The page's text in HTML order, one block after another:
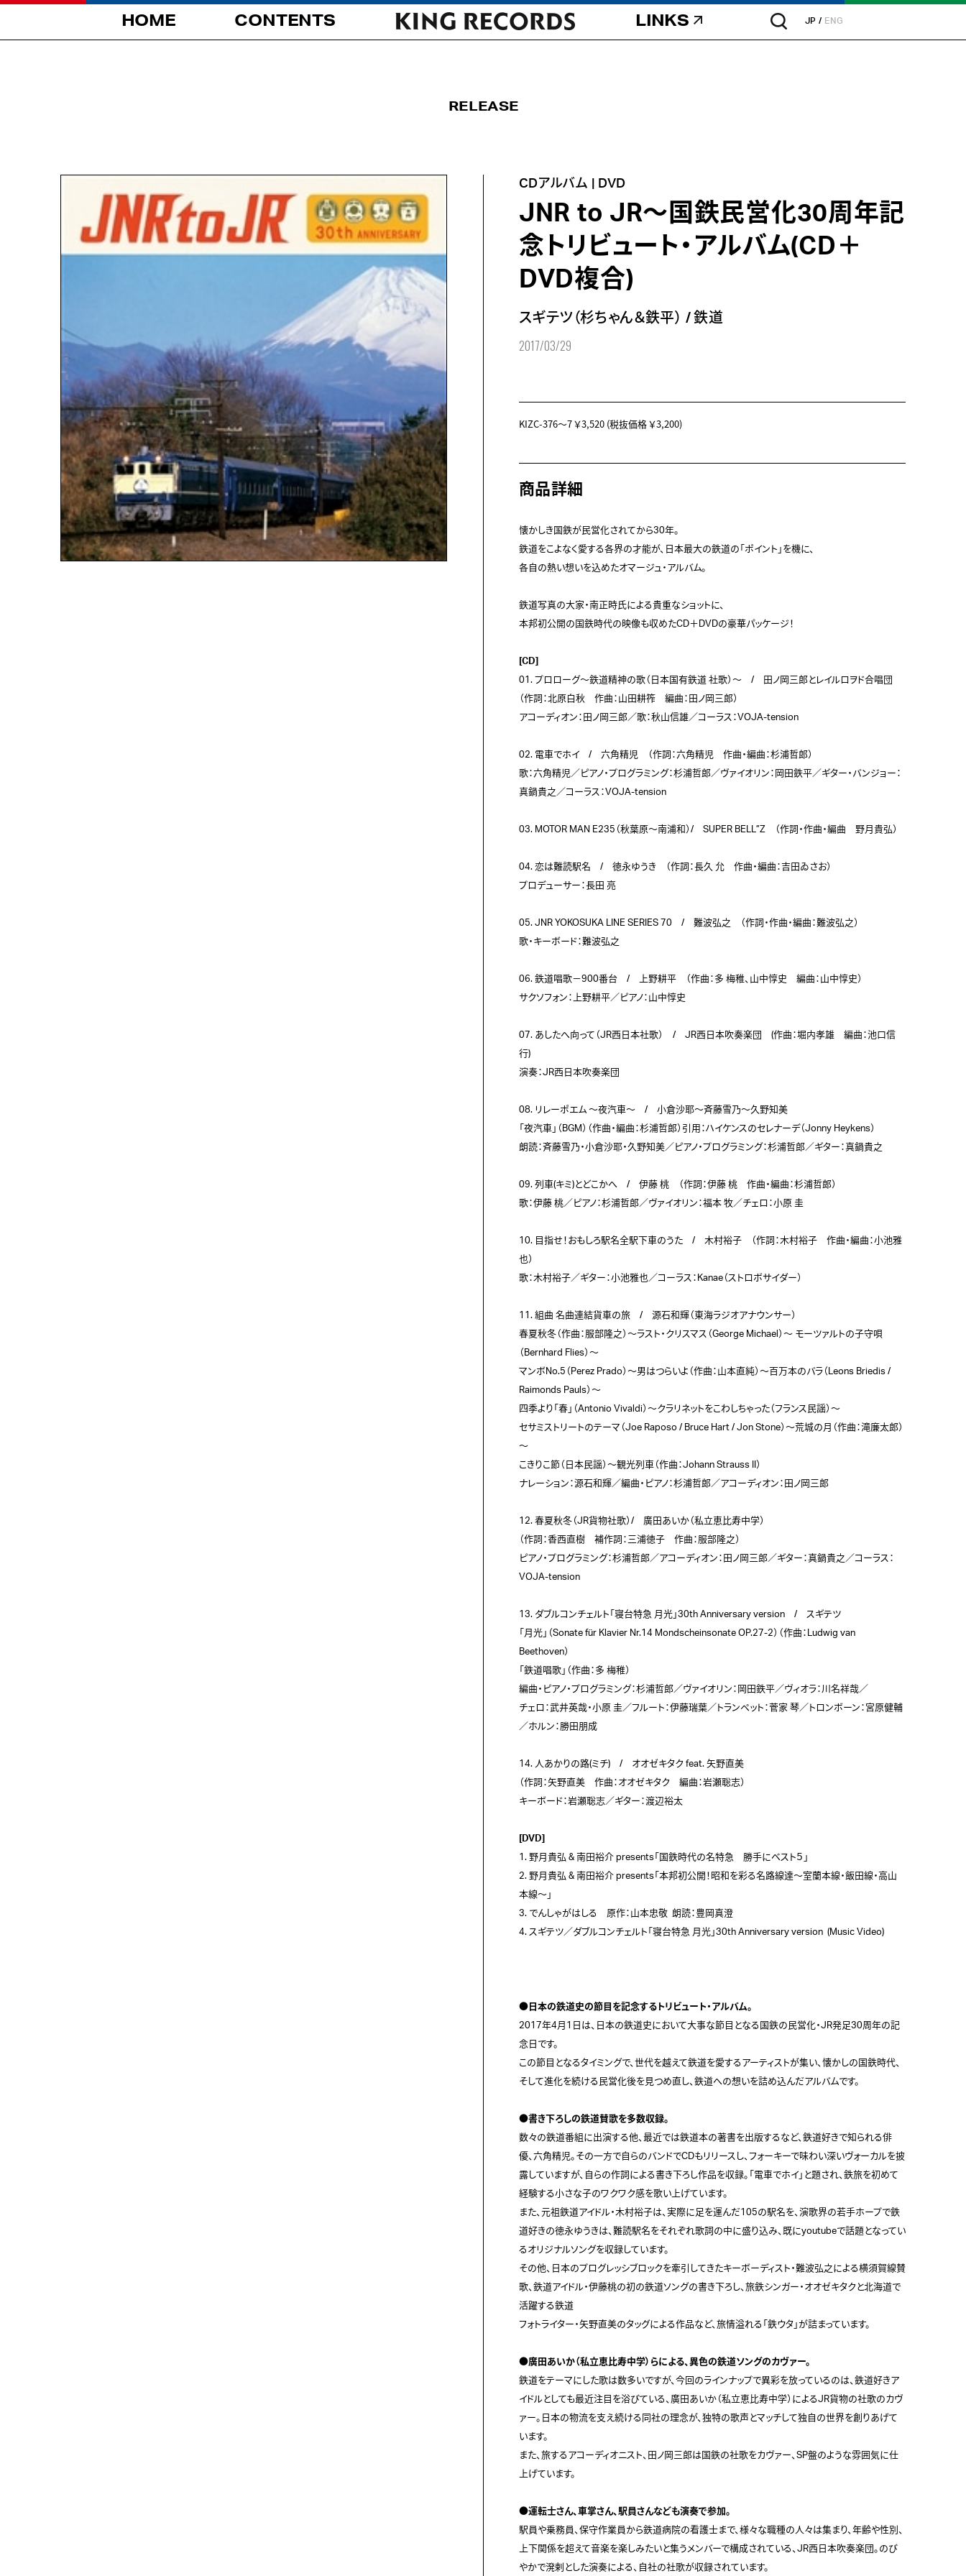
HOME CONTENTS LINKS JP ENG
RELEASE
CDアルバム | DVD
JNR to JR～国鉄民営化30周年記
念トリビュート・アルバム(CD＋
DVD複合)
スギテツ（杉ちゃん＆鉄平） /鉄道
2017/03/29
KIZC-376～7￥3,520 (税抜価格 ￥3,200)
商品詳細
懐かしき国鉄が民営化されてから30年。
鉄道をこよなく愛する各界の才能が、日本最大の鉄道の「ポイント」を機に、
各自の熱い想いを込めたオマージュ・アルバム。
鉄道写真の大家・南正時氏による貴重なショットに、
本邦初公開の国鉄時代の映像も収めたCD＋DVDの豪華パッケージ！
[CD]
01. プロローグ～鉄道精神の歌（日本国有鉄道 社歌）～　/　田ノ岡三郎とレイルロヲド合唱団
（作詞：北原白秋　作曲：山田耕筰　編曲：田ノ岡三郎）
アコーディオン：田ノ岡三郎／歌：秋山信雄／コーラス：VOJA-tension
02. 電車でホイ　/　六角精児　（作詞：六角精児　作曲・編曲：杉浦哲郎）
歌：六角精児／ピアノ・プログラミング：杉浦哲郎／ヴァイオリン：岡田鉄平／ギター・バンジョー：
真鍋貴之／コーラス：VOJA-tension
03. MOTOR MAN E235（秋葉原～南浦和）/　SUPER BELL”Z　（作詞・作曲・編曲　野月貴弘）
04. 恋は難読駅名　/　徳永ゆうき　（作詞：⻑久 允　作曲・編曲：吉田ゐさお）
プロデューサー：長田 亮
05. JNR YOKOSUKA LINE SERIES 70　/　難波弘之　（作詞・作曲・編曲：難波弘之）
歌・キーボード：難波弘之
06. 鉄道唱歌－900番台　/　上野耕平　（作曲：多 梅稚、山中惇史　編曲：山中惇史）
サクソフォン：上野耕平／ピアノ：山中惇史
07. あしたへ向って（JR西日本社歌）　/　JR西日本吹奏楽団　(作曲：堀内孝雄　編曲：池口信
行)
演奏：JR西日本吹奏楽団
08. リレーポエム ～夜汽車～　/　小倉沙耶〜斉藤雪乃〜久野知美
「夜汽車」（BGM）（作曲・編曲：杉浦哲郎）引用：ハイケンスのセレナーデ（Jonny Heykens）
朗読：斉藤雪乃・小倉沙耶・久野知美／ピアノ・プログラミング：杉浦哲郎／ギター：真鍋貴之
09. 列車(キミ)とどこかへ　/　伊藤 桃　（作詞：伊藤 桃　作曲・編曲：杉浦哲郎）
歌：伊藤 桃／ピアノ：杉浦哲郎／ヴァイオリン：福本 牧／チェロ：小原 圭
10. 目指せ！おもしろ駅名全駅下車のうた　/　木村裕子　（作詞：木村裕子　作曲・編曲：小池雅
也）
歌：木村裕子／ギター：小池雅也／コーラス：Kanae（ストロボサイダー）
11. 組曲 名曲連結貨車の旅　/　源石和輝（東海ラジオアナウンサー）
春夏秋冬（作曲：服部隆之）～ラスト・クリスマス（George Michael）～ モーツァルトの子守唄
（Bernhard Flies）〜
マンボNo.5（Perez Prado）〜男はつらいよ（作曲：山本直純）～百万本のバラ（Leons Briedis /
Raimonds Pauls）〜
四季より「春」（Antonio Vivaldi）～クラリネットをこわしちゃった（フランス民謡）～
セサミストリートのテーマ（Joe Raposo / Bruce Hart / Jon Stone）～荒城の月（作曲：滝廉太郎）
～
こきりこ節（日本民謡）～観光列車（作曲：Johann Strauss II）
ナレーション：源石和輝／編曲・ピアノ：杉浦哲郎／アコーディオン：田ノ岡三郎
12. 春夏秋冬（JR貨物社歌）/　廣田あいか（私立恵比寿中学）
（作詞：香西直樹　補作詞：三浦徳子　作曲：服部隆之）
ピアノ・プログラミング：杉浦哲郎／アコーディオン：田ノ岡三郎／ギター：真鍋貴之／コーラス：
VOJA-tension
13. ダブルコンチェルト「寝台特急 月光」30th Anniversary version　/　スギテツ
「月光」（Sonate für Klavier Nr.14 Mondscheinsonate OP.27-2）（作曲：Ludwig van
Beethoven）
「鉄道唱歌」（作曲：多 梅稚）
編曲・ピアノ・プログラミング：杉浦哲郎／ヴァイオリン：岡田鉄平／ヴィオラ：川名祥哉／
チェロ：武井英哉・小原 圭／フルート：伊藤瑞葉／トランペット：菅家 琴／トロンボーン：宮原健輔
／ホルン：勝田朋成
14. 人あかりの路(ミチ)　/　オオゼキタク feat. 矢野直美
（作詞：矢野直美　作曲：オオゼキタク　編曲：岩瀬聡志）
キーボード：岩瀬聡志／ギター：渡辺裕太
[DVD]
1. 野月貴弘 & 南田裕介 presents「国鉄時代の名特急　勝手にベスト５」
2. 野月貴弘 & 南田裕介 presents「本邦初公開！昭和を彩る名路線達〜室蘭本線・飯田線・高山
本線〜」
3. でんしゃがはしる　原作：山本忠敬  朗読：豊岡真澄
4. スギテツ／ダブルコンチェルト「寝台特急 月光」30th Anniversary version  (Music Video)
●日本の鉄道史の節目を記念するトリビュート・アルバム。
2017年4月1日は、日本の鉄道史において大事な節目となる国鉄の民営化・JR発足30周年の記
念日です。
この節目となるタイミングで、世代を越えて鉄道を愛するアーティストが集い、懐かしの国鉄時代、
そして進化を続ける民営化後を見つめ直し、鉄道への想いを詰め込んだアルバムです。
●書き下ろしの鉄道賛歌を多数収録。
数々の鉄道番組に出演する他、最近では鉄道本の著書を出版するなど、鉄道好きで知られる俳
優、六角精児。その一方で自らのバンドでCDもリリースし、フォーキーで味わい深いヴォーカルを披
露していますが、自らの作詞による書き下ろし作品を収録。「電車でホイ」と題され、鉄旅を初めて
経験する小さな子のワクワク感を歌い上げています。
また、元祖鉄道アイドル・木村裕子は、実際に足を運んだ105の駅名を、演歌界の若手ホープで鉄
道好きの徳永ゆうきは、難読駅名をそれぞれ歌詞の中に盛り込み、既にyoutubeで話題となってい
るオリジナルソングを収録しています。
その他、日本のプログレッシブロックを牽引してきたキーボーディスト・難波弘之による横須賀線賛
歌、鉄道アイドル・伊藤桃の初の鉄道ソングの書き下ろし、旅鉄シンガー・オオゼキタクと北海道で
活躍する鉄道
フォトライター・矢野直美のタッグによる作品など、旅情溢れる「鉄ウタ」が詰まっています。
●廣田あいか（私立恵比寿中学）らによる、異色の鉄道ソングのカヴァー。
鉄道をテーマにした歌は数多いですが、今回のラインナップで異彩を放っているのは、鉄道好きア
イドルとしても最近注目を浴びている、廣田あいか（私立恵比寿中学）によるJR貨物の社歌のカヴ
ァー。日本の物流を支え続ける同社の理念が、独特の歌声とマッチして独自の世界を創りあげて
います。
また、旅するアコーディオニスト、田ノ岡三郎は国鉄の社歌をカヴァー、SP盤のような雰囲気に仕
上げています。
●運転士さん、車掌さん、駅員さんなども演奏で参加。
駅員や乗務員、保守作業員から鉄道病院の看護士まで、様々な職種の人々は集まり、年齢や性別、
上下関係を超えて音楽を楽しみたいと集うメンバーで構成されている、JR西日本吹奏楽団。のび
やかで溌剌とした演奏による、自社の社歌が収録されています。